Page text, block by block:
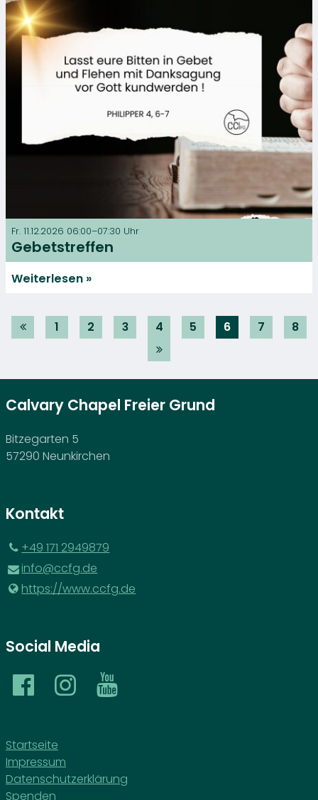
Fr. 11.12.2026 06:00–07:30 Uhr
Gebetstreffen
Weiterlesen
1 2 3 4 5 6 7 8
Calvary Chapel Freier Grund
Bitzegarten 5
57290 Neunkirchen
Kontakt
‪+49 171 2949879‬
info@​ccfg.​de
https://www.​ccfg.​de
Social Media
Startseite
Impressum
Datenschutzerklärung
Spenden